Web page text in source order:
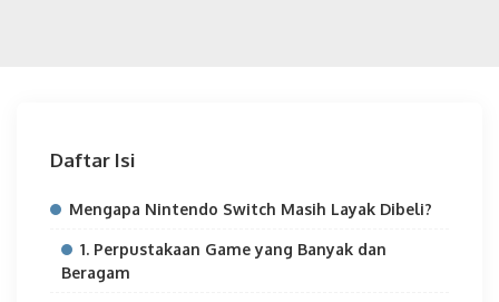
Daftar Isi
Mengapa Nintendo Switch Masih Layak Dibeli?
1. Perpustakaan Game yang Banyak dan
Beragam